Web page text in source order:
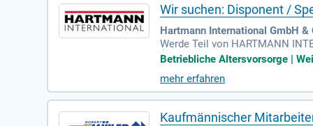
Wir suchen: Disponent /
Hartmann International GmbH &
Werde Teil von HARTMANN
ndisches Logistikunternehmen
itarbeitenden prägen täglich
ionswege und die Möglichkeit
Betriebliche Altersvorsorge |
mehr erfahren
Kaufmännischer